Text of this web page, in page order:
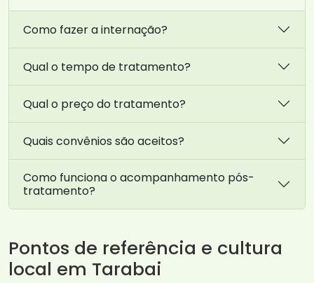
Como fazer a internação?
Qual o tempo de tratamento?
Qual o preço do tratamento?
Quais convênios são aceitos?
Como funciona o acompanhamento pós-
tratamento?
Pontos de referência e cultura
local em Tarabai